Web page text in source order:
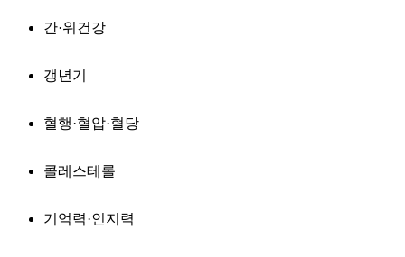
간·위건강
갱년기
혈행·혈압·혈당
콜레스테롤
기억력·인지력